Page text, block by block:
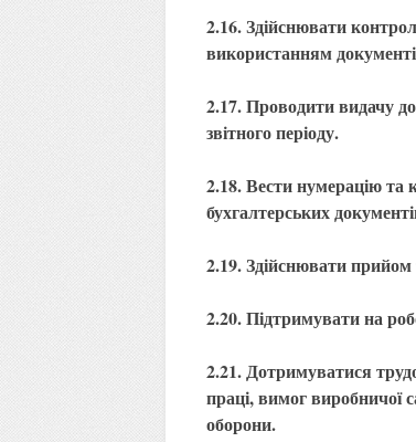
2.16. Здійснювати
використанням
2.17. Проводити видачу
звітного періоду.
2.18. Вести нумерацію та
бухгалтерських
2.19. Здійснювати прийом
2.20. Підтримувати на
2.21. Дотримуватися
праці, вимог виробничої
оборони.